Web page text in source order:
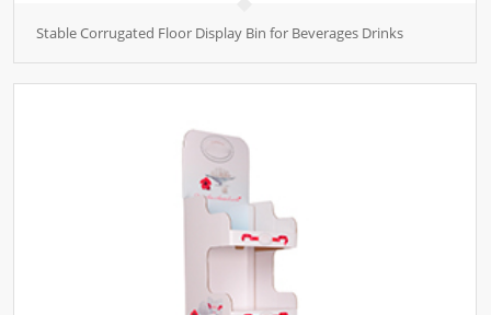
Stable Corrugated Floor Display Bin for Beverages Drinks